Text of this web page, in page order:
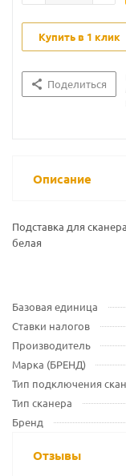
Купить в 1 клик
Поделиться
Описание
Подставка для
белая
Базовая единица
Ставки налогов
Производитель
Марка (БРЕНД)
Тип подключения
Тип сканера
Бренд
Отзывы